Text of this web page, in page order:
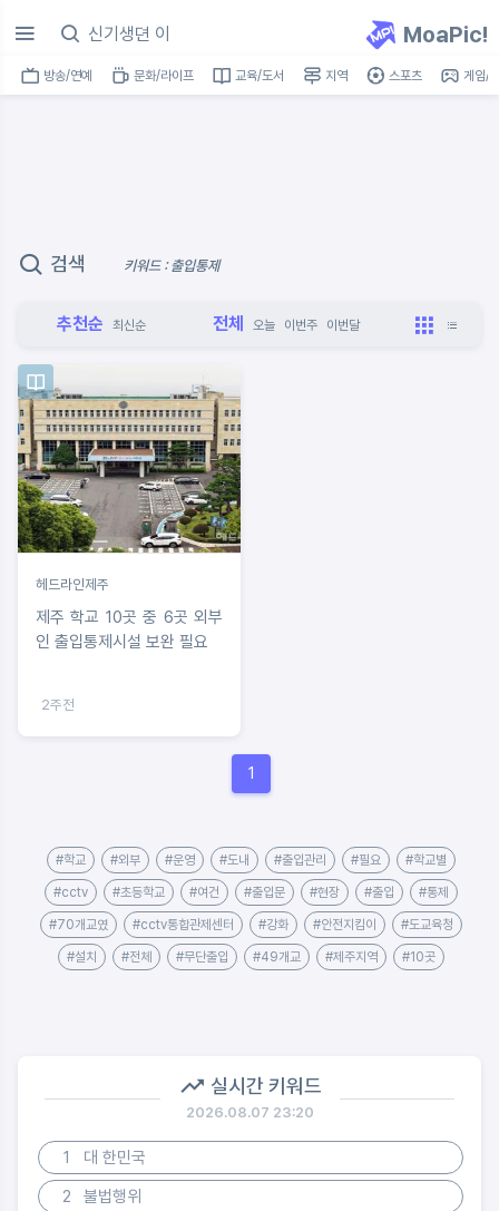
MoaPic!
방송/연예 문화/라이프 교육/도서 지역 스포츠 게임/
검색 키워드 : 출입통제
추천순 최신순 전체 오늘 이번주 이번달
헤드라인제주
제주 학교 10곳 중 6곳 외부
인 출입통제시설 보완 필요
2주전
1
#학교 #외부 #운영 #도내 #출입관리 #필요 #학교별
#cctv #초등학교 #여건 #출입문 #현장 #출입 #통제
#70개교였 #cctv통합관제센터 #강화 #안전지킴이 #도교육청
#설치 #전체 #무단출입 #49개교 #제주지역 #10곳
실시간 키워드
2026.08.07 23:20
1
대 한민국
2
불법행위